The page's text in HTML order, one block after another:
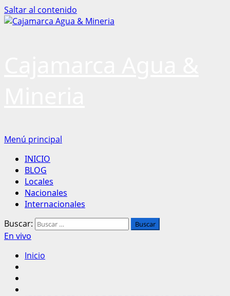
Saltar al contenido
Menú principal
INICIO
BLOG
Locales
Nacionales
Internacionales
Buscar:
En vivo
Inicio